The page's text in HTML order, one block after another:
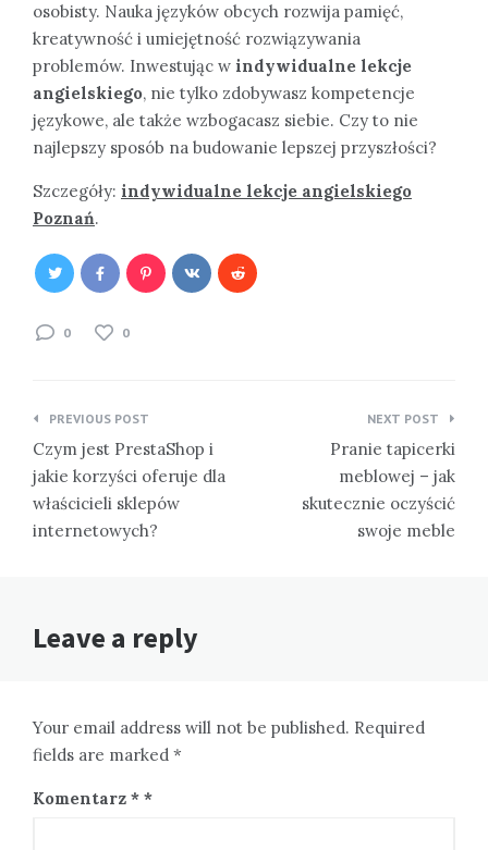
osobisty. Nauka języków obcych rozwija pamięć,
kreatywność i umiejętność rozwiązywania
problemów. Inwestując w indywidualne lekcje
angielskiego, nie tylko zdobywasz kompetencje
językowe, ale także wzbogacasz siebie. Czy to nie
najlepszy sposób na budowanie lepszej przyszłości?
Szczegóły: indywidualne lekcje angielskiego
Poznań.
0 0
Nawigacja
wpisu
PREVIOUS POST
Czym jest PrestaShop i
jakie korzyści oferuje dla
właścicieli sklepów
internetowych?
NEXT POST
Pranie tapicerki
meblowej – jak
skutecznie oczyścić
swoje meble
Leave a reply
Your email address will not be published. Required
fields are marked *
Komentarz *